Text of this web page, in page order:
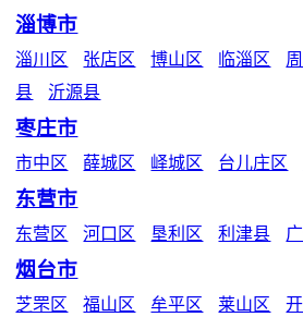
淄博市
淄川区 张店区 博山区 临淄区
县
沂源县
枣庄市
市中区 薛城区 峄城区 台儿庄区
东营市
东营区 河口区 垦利区 利津县
烟台市
芝罘区 福山区 牟平区 莱山区